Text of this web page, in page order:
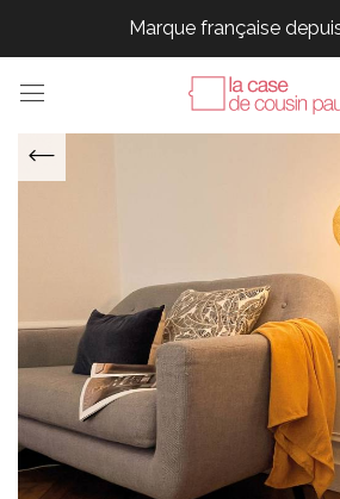
Marque française
Marque française
Marque française